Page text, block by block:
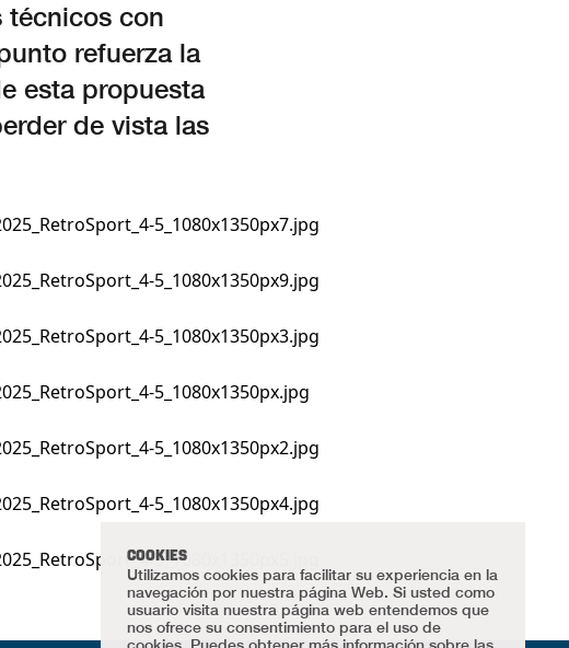
técnicos con
refuerza la
esta propuesta
de vista las
COOKIES
Utilizamos cookies para facilitar su experiencia en la
navegación por nuestra página Web. Si usted como
usuario visita nuestra página web entendemos que
nos ofrece su consentimiento para el uso de